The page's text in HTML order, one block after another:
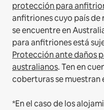
protección para
anfitriones cuyo país
se encuentre en
para anfitriones está
Protección ante daños
australianos. Ten en
coberturas se muestran
*En el caso de los